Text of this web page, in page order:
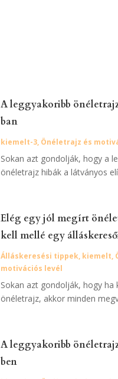
A leggyakoribb
ban
kiemelt-3, Önéletrajz és
Sokan azt gondolják, hogy a
önéletrajz hibák a látványos
Elég egy jól megírt
kell mellé egy
Álláskeresési tippek, kiemelt,
motivációs levél
Sokan azt gondolják, hogy ha
önéletrajz, akkor minden
A leggyakoribb
ben